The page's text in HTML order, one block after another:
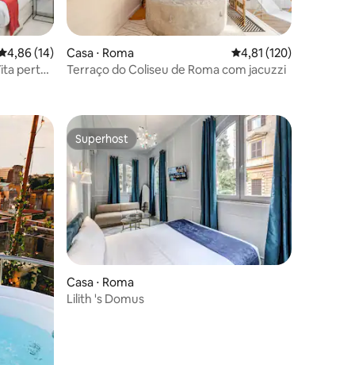
de uma avaliação média de 5, 14 avaliações
4,86 (14)
perto
Casa ⋅ Roma 4,81 de uma avaliação
4,81 (120)
Terraço do Coliseu de Roma com jacuzzi
Superhost
Superhost
Casa ⋅ Roma
Lilith 's Domus